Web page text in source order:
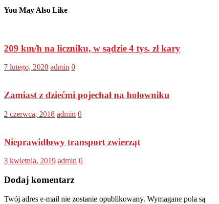
You May Also Like
209 km/h na liczniku, w sądzie 4 tys. zł kary
7 lutego, 2020 admin 0
Zamiast z dziećmi pojechał na holowniku
2 czerwca, 2018 admin 0
Nieprawidłowy transport zwierząt
3 kwietnia, 2019 admin 0
Dodaj komentarz
Twój adres e-mail nie zostanie opublikowany. Wymagane pola są